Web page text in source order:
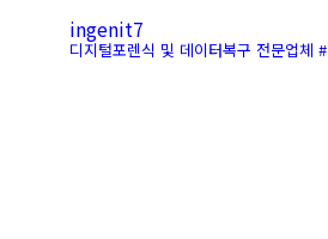
ingenit7
디지털포렌식 및 데이터복구 전문업체 #